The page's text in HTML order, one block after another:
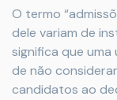
O termo
dele variam de
significa que
de não
candidatos ao